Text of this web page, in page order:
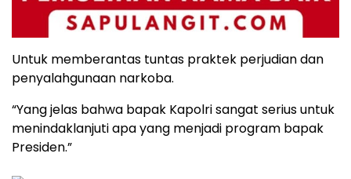
Untuk memberantas tuntas praktek perjudian dan
penyalahgunaan narkoba.
“Yang jelas bahwa bapak Kapolri sangat serius untuk
menindaklanjuti apa yang menjadi program bapak
Presiden.”